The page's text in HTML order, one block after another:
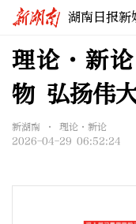
湖南日报新
理论·新
物 弘扬伟
新湖南 • 理论·新论
2026-04-29 06:52:24